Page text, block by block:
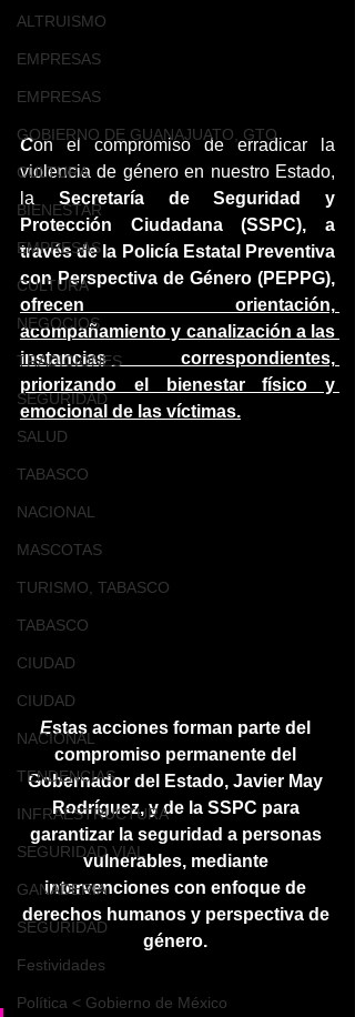
ALTRUISMO
EMPRESAS
EMPRESAS
GOBIERNO DE GUANAJUATO, GTO
CULTURA
BIENESTAR
EMPRESAS
CULTURA
NEGOCIOS
TRADICIONES
SEGURIDAD
SALUD
TABASCO
NACIONAL
MASCOTAS
TURISMO, TABASCO
TABASCO
CIUDAD
CIUDAD
NACIONAL
TENDENCIAS
INFRAESTRUCTURA
SEGURIDAD VIAL
GANADERIA
SEGURIDAD
Festividades
Política < Gobierno de México
Con el compromiso de erradicar la
violencia de género en nuestro Estado,
la Secretaría de Seguridad y
Protección Ciudadana (SSPC), a
través de la Policía Estatal Preventiva
con Perspectiva de Género (PEPPG),
ofrecen orientación,
acompañamiento y canalización a las
instancias correspondientes,
priorizando el bienestar físico y
emocional de las víctimas.
Estas acciones forman parte del
compromiso permanente del
Gobernador del Estado, Javier May
Rodríguez, y de la SSPC para
garantizar la seguridad a personas
vulnerables, mediante
intervenciones con enfoque de
derechos humanos y perspectiva de
género.